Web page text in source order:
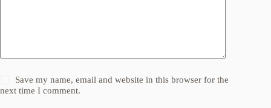
Save my name, email and website in this browser for the
next time I comment.